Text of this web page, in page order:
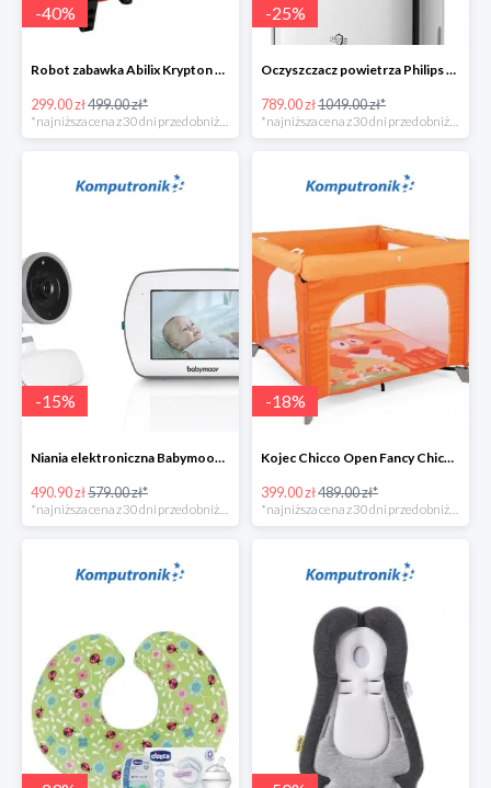
-40%
Robot zabawka Abilix Krypton 0 w super cenie
299.00 zł499.00 zł*
-25%
Oczyszczacz powietrza Philips AC1217/10
789.00 zł1049.00 zł*
-15%
Niania elektroniczna Babymoov Yoo-Feel w super cenie
490.90 zł579.00 zł*
*najniższa cena z 30 dni przed obniżką
-18%
Kojec Chicco Open Fancy Chicken w super cenie
399.00 zł489.00 zł*
*najniższa cena z 30 dni przed obniżką